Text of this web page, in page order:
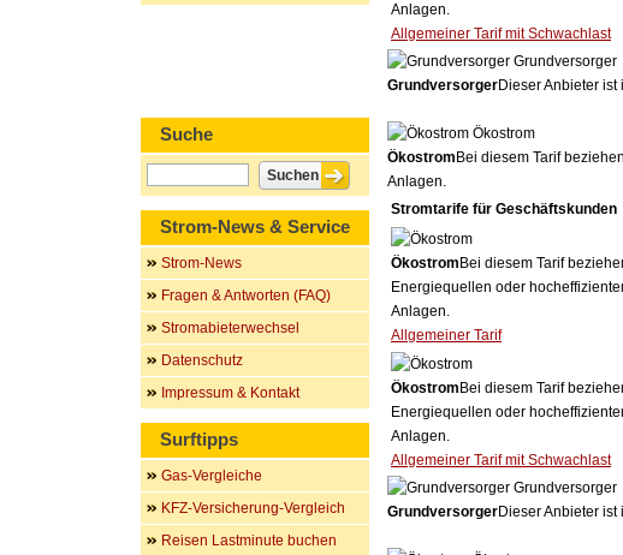
Anlagen.
Allgemeiner Tarif mit Schwachlast
Grundversorger
GrundversorgerDieser Anbieter
Ökostrom
Ökostrom Bei diesem Tarif
Anlagen.
Stromtarife für Geschäftskunden
Ökostrom Bei diesem Tarif
Energiequellen oder
Anlagen.
Allgemeiner Tarif
Ökostrom Bei diesem Tarif
Energiequellen oder
Anlagen.
Allgemeiner Tarif mit Schwachlast
Grundversorger
GrundversorgerDieser Anbieter
Suche
Strom-News & Service
Strom-News
Fragen & Antworten (FAQ)
Stromabieterwechsel
Datenschutz
Impressum & Kontakt
Surftipps
Gas-Vergleiche
KFZ-Versicherung-Vergleich
Reisen Lastminute buchen